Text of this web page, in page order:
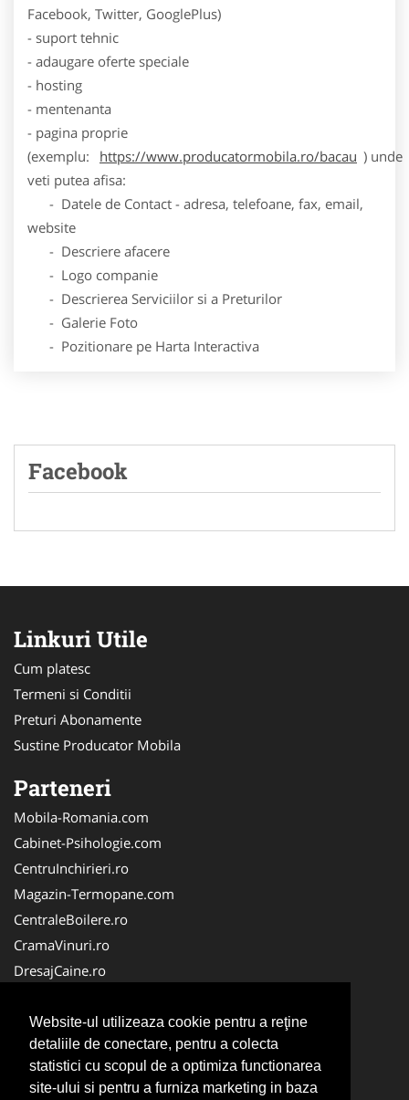
Website-ul utilizeaza cookie pentru a reţine
detaliile de conectare, pentru a colecta
statistici cu scopul de a optimiza functionarea
site-ului si pentru a furniza marketing in baza
Facebook, Twitter, GooglePlus)
- suport tehnic
- adaugare oferte speciale
- hosting
- mentenanta
- pagina proprie
(exemplu:
https://www.producatormobila.ro/bacau ) unde
veti putea afisa:
- Datele de Contact - adresa, telefoane, fax, email,
website
- Descriere afacere
- Logo companie
- Descrierea Serviciilor si a Preturilor
- Galerie Foto
- Pozitionare pe Harta Interactiva
Facebook
Linkuri Utile
Cum platesc
Termeni si Conditii
Preturi Abonamente
Sustine Producator Mobila
Parteneri
Mobila-Romania.com
Cabinet-Psihologie.com
CentruInchirieri.ro
Magazin-Termopane.com
CentraleBoilere.ro
CramaVinuri.ro
DresajCaine.ro
Alpinist-Utilitar.com
Birouri-Cadastru.ro
FirmaTractariAuto.ro